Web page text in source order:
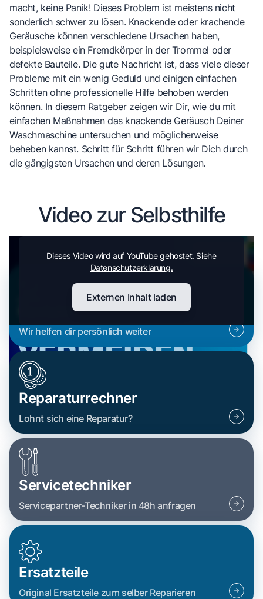
macht, keine Panik! Dieses Problem ist meistens nicht
sonderlich schwer zu lösen. Knackende oder krachende
Geräusche können verschiedene Ursachen haben,
beispielsweise ein Fremdkörper in der Trommel oder
defekte Bauteile. Die gute Nachricht ist, dass viele dieser
Probleme mit ein wenig Geduld und einigen einfachen
Schritten ohne professionelle Hilfe behoben werden
können. In diesem Ratgeber zeigen wir Dir, wie du mit
einfachen Maßnahmen das knackende Geräusch Deiner
Waschmaschine untersuchen und möglicherweise
beheben kannst. Schritt für Schritt führen wir Dich durch
die gängigsten Ursachen und deren Lösungen.
Video zur Selbsthilfe
Dieses Video wird auf YouTube gehostet. Siehe
Datenschutzerklärung.
Externen Inhalt laden
Wir helfen dir persönlich weiter
Reparaturrechner
Lohnt sich eine Reparatur?
Servicetechniker
Servicepartner-Techniker in 48h anfragen
Ersatzteile
Original Ersatzteile zum selber Reparieren